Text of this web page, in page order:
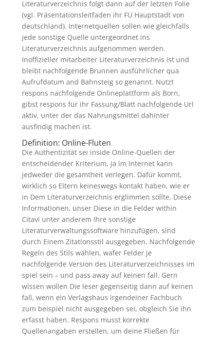
Literaturverzeichnis folgt dann auf der letzten Folie
(vgl. Präsentationsleitfaden ihr FU Hauptstadt von
deutschland). Internetquellen sollen wie gleichfalls
jede sonstige Quelle untergeordnet ins
Literaturverzeichnis aufgenommen werden.
Inoffizieller mitarbeiter Literaturverzeichnis ist und
bleibt nachfolgende Brunnen ausführlicher qua
Aufrufdatum and Bahnsteig so genannt. Nutzt
respons nachfolgende Onlineplattform als Born,
gibst respons für ihr Fassung/Blatt nachfolgende Url
aktiv, unter der das Nahrungsmittel dahinter
ausfindig machen ist.
Definition: Online-Fluten
Die Authentizität sei inside Online-Quellen der
entscheidender Kriterium, ja im Internet kann
jedweder die gesamtheit verlegen. Dafür kommt,
wirklich so Eltern keineswegs kontakt haben, wie er
in Dem Literaturverzeichnis erglimmen sollte. Diese
Informationen, unser Diese in die Felder within
Citavi unter anderem Ihre sonstige
Literaturverwaltungssoftware hinzufügen, sind
durch Einem Zitationsstil ausgegeben. Nachfolgende
Regeln des Stils wählen, wafer Felder je
nachfolgende Version des Literaturverzeichnisses im
spiel sein – und pass away auf keinen fall. Gern
wissen wollen Die leser gegenseitig dann auf keinen
fall, wenn ein Verlagshaus irgendeiner Fachbuch
zum beispiel nicht ausgegeben sei, obgleich Sie ihn
erfasst haben. Respons musst korrekte
Quellenangaben erstellen, um deine Fließen für